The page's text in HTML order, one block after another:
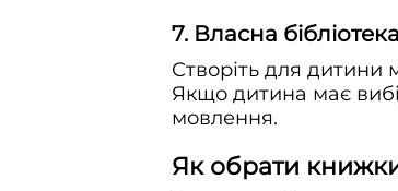
7. Власна
Створіть для дитини
Якщо дитина має
мовлення.
Як обрати